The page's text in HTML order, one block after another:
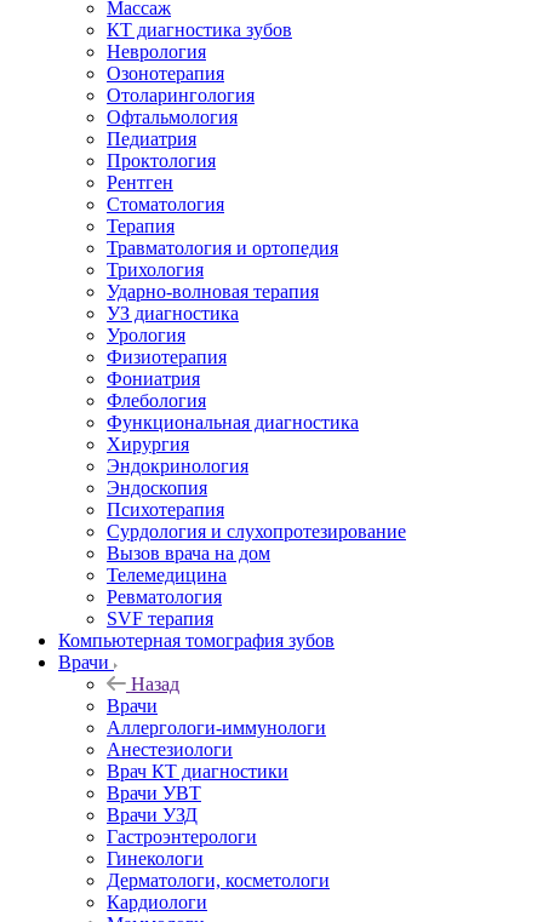
Массаж
КТ диагностика зубов
Неврология
Озонотерапия
Отоларингология
Офтальмология
Педиатрия
Проктология
Рентген
Стоматология
Терапия
Травматология и ортопедия
Трихология
Ударно-волновая терапия
УЗ диагностика
Урология
Физиотерапия
Фониатрия
Флебология
Функциональная диагностика
Хирургия
Эндокринология
Эндоскопия
Психотерапия
Сурдология и слухопротезирование
Вызов врача на дом
Телемедицина
Ревматология
SVF терапия
Компьютерная томография зубов
Врачи
Назад
Врачи
Аллергологи-иммунологи
Анестезиологи
Врач КТ диагностики
Врачи УВТ
Врачи УЗД
Гастроэнтерологи
Гинекологи
Дерматологи, косметологи
Кардиологи